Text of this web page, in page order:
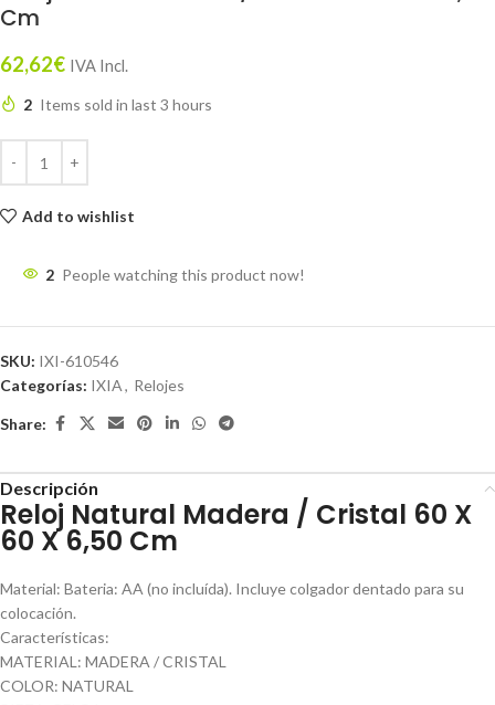
Cm
62,62€ IVA Incl.
2 Items sold in last 3 hours
Add to wishlist
2 People watching this product now!
SKU: IXI-610546
Categorías: IXIA, Relojes
Share:
Descripción
Reloj Natural Madera / Cristal 60 X
60 X 6,50 Cm
Material: Bateria: AA (no incluída). Incluye colgador dentado para su
colocación.
Características:
MATERIAL: MADERA / CRISTAL
COLOR: NATURAL